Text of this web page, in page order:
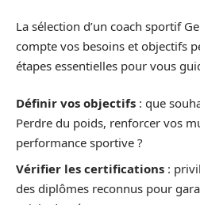
La sélection d’un coach sportif
compte vos besoins et objectifs
étapes essentielles pour vous
Définir vos objectifs : que
Perdre du poids, renforcer vos
performance sportive ?
Vérifier les certifications :
des diplômes reconnus pour